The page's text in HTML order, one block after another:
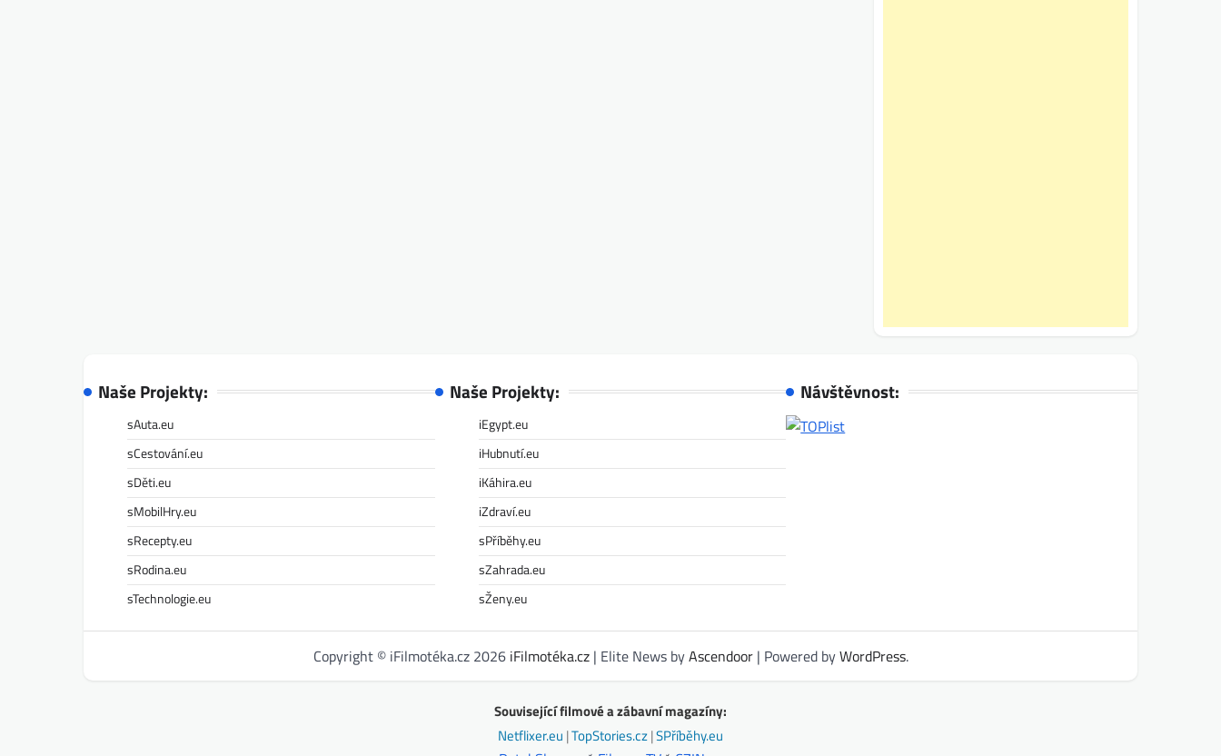
Naše Projekty:
sAuta.eu
sCestování.eu
sDěti.eu
sMobilHry.eu
sRecepty.eu
sRodina.eu
sTechnologie.eu
Naše Projekty:
iEgypt.eu
iHubnutí.eu
iKáhira.eu
iZdraví.eu
sPříběhy.eu
sZahrada.eu
sŽeny.eu
Návštěvnost:
Copyright © iFilmotéka.cz 2026 iFilmotéka.cz| Elite News byAscendoor| Powered byWordPress.
Související filmové a zábavní magazíny:
Netflixer.eu |TopStories.cz|SPříběhy.eu